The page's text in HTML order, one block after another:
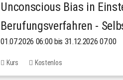
Unconscious Bias in
Berufungsverfahren -
2026
01.07.2026 06:00 bis 31.12.2026 07:00
Kurs Kostenlos